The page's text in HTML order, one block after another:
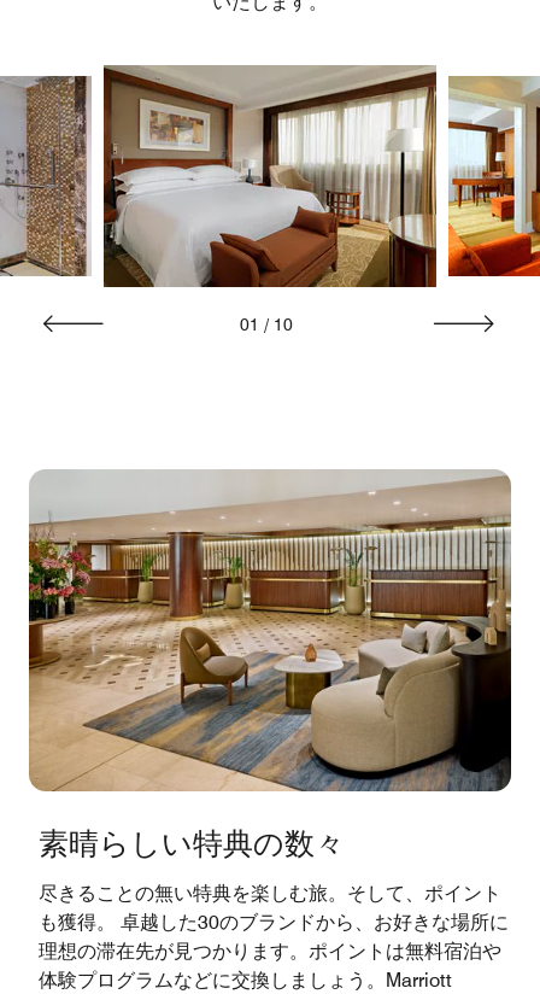
01 / 10
素晴らしい特典の数々
尽きることの無い特典を楽しむ旅。そして、ポイント
も獲得。 卓越した30のブランドから、お好きな場所に
理想の滞在先が見つかります。ポイントは無料宿泊や
体験プログラムなどに交換しましょう。Marriott